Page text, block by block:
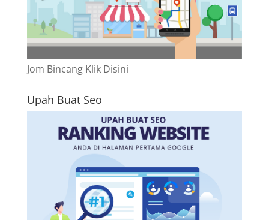
Jom Bincang Klik Disini
Upah Buat Seo